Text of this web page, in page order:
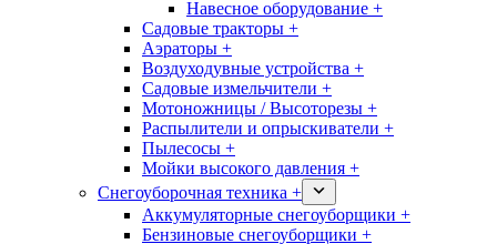
Навесное оборудование +
Садовые тракторы +
Аэраторы +
Воздуходувные устройства +
Садовые измельчители +
Мотоножницы / Высоторезы +
Распылители и опрыскиватели +
Пылесосы +
Мойки высокого давления +
Снегоуборочная техника +
Аккумуляторные снегоуборщики +
Бензиновые снегоуборщики +